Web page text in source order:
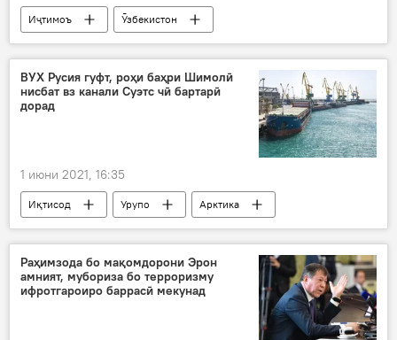
Иҷтимоъ
Ӯзбекистон
Осиёи Марказӣ
тарбуз
ВУХ Русия гуфт, роҳи баҳри Шимолӣ
нисбат вз канали Суэтс чӣ бартарӣ
дорад
1 июни 2021, 16:35
Иқтисод Урупо
Арктика
Дар Русия
Сиёсат
Раҳимзода бо мақомдорони Эрон
амният, мубориза бо терроризму
ифротгароиро баррасӣ мекунад